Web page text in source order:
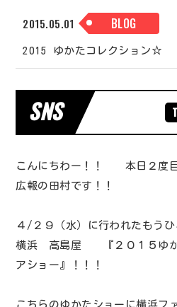
2015.05.01 BLOG
2015 ゆかたコレクション☆
SNS
こんにちわー！！ 本日２度
広報の田村です！！
４/２９（水）に行われたもうひ
横浜 高島屋 『２０１５ゆ
アショー』！！！
こちらのゆかたショーに横浜フ